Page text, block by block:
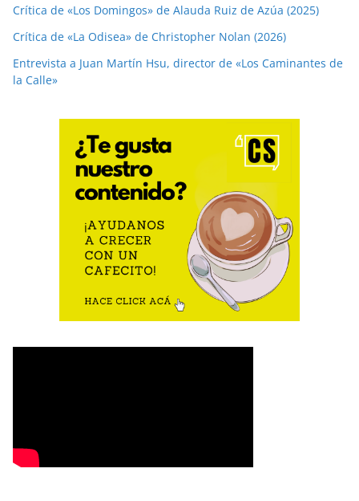
Crítica de «Los Domingos» de Alauda Ruiz de Azúa (2025)
Crítica de «La Odisea» de Christopher Nolan (2026)
Entrevista a Juan Martín Hsu, director de «Los Caminantes de
la Calle»